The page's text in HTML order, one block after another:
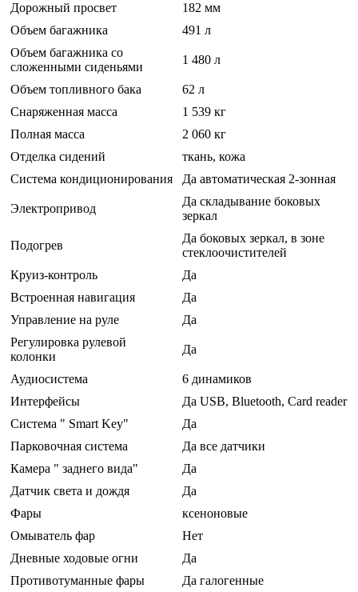
Дорожный просвет
182 мм
Объем багажника
491 л
Объем багажника со
сложенными сиденьями
1 480 л
Объем топливного бака
62 л
Снаряженная масса
1 539 кг
Полная масса
2 060 кг
Отделка сидений
ткань, кожа
Система кондиционирования
Да автоматическая 2-зонная
Электропривод
Да складывание боковых
зеркал
Подогрев
Да боковых зеркал, в зоне
стеклоочистителей
Круиз-контроль
Да
Встроенная навигация
Да
Управление на руле
Да
Регулировка рулевой
колонки
Да
Аудиосистема
6 динамиков
Интерфейсы
Да USB, Bluetooth, Card reader
Система " Smart Key"
Да
Парковочная система
Да все датчики
Камера " заднего вида"
Да
Датчик света и дождя
Да
Фары
ксеноновые
Омыватель фар
Нет
Дневные ходовые огни
Да
Противотуманные фары
Да галогенные